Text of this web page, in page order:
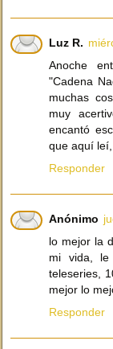
Luz R.
Anoche
"Cadena
muchas
muy
encantó
que aquí leí,
Responder
Anónimo
lo mejor la
mi vida,
teleseries,
mejor lo
Responder